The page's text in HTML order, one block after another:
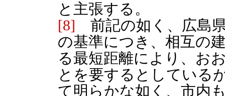
と主張する。
[8] 前記の如く、広島
の基準につき、相互の
る最短距離により、お
とを要するとしている
て明らかな如く、市内